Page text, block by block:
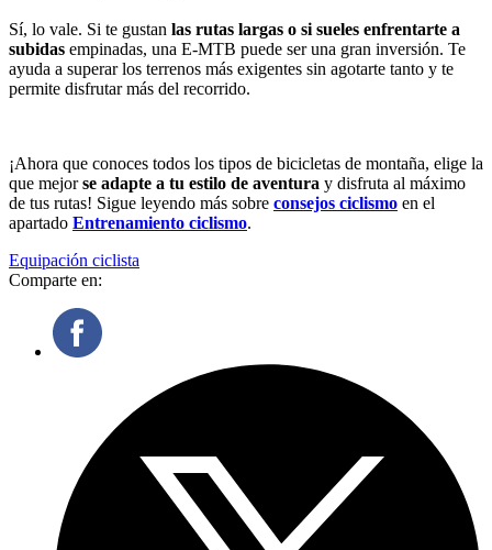
Sí, lo vale. Si te gustan las rutas largas o si sueles enfrentarte a
subidas empinadas, una E-MTB puede ser una gran inversión. Te
ayuda a superar los terrenos más exigentes sin agotarte tanto y te
permite disfrutar más del recorrido.
¡Ahora que conoces todos los tipos de bicicletas de montaña, elige la
que mejorse adapte a tu estilo de aventura y disfruta al máximo
de tus rutas! Sigue leyendo más sobre consejos ciclismo en el
apartado Entrenamiento ciclismo.
Equipación ciclista
Comparte en: